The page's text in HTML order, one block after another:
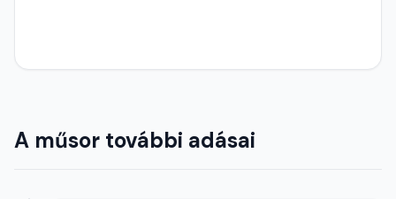
A műsor további adásai